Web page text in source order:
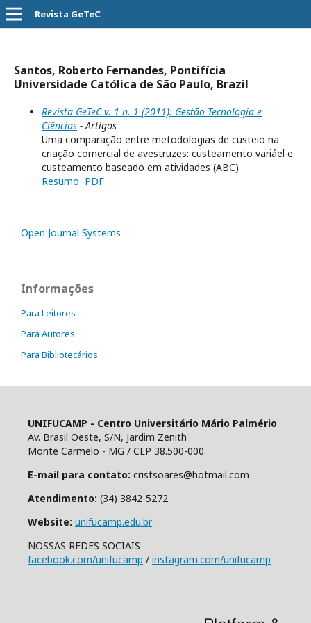
Revista GeTeC
Santos, Roberto Fernandes, Pontifícia
Universidade Católica de São Paulo, Brazil
Revista GeTeC v. 1 n. 1 (2011): Gestão Tecnologia e
Ciências - Artigos
Uma comparação entre metodologias de custeio na
criação comercial de avestruzes: custeamento variáel e
custeamento baseado em atividades (ABC)
Resumo PDF
Open Journal Systems
Informações
Para Leitores
Para Autores
Para Bibliotecários
UNIFUCAMP - Centro Universitário Mário Palmério
Av. Brasil Oeste, S/N, Jardim Zenith
Monte Carmelo - MG / CEP 38.500-000
E-mail para contato: cristsoares@hotmail.com
Atendimento: (34) 3842-5272
Website: unifucamp.edu.br
NOSSAS REDES SOCIAIS
facebook.com/unifucamp / instagram.com/unifucamp